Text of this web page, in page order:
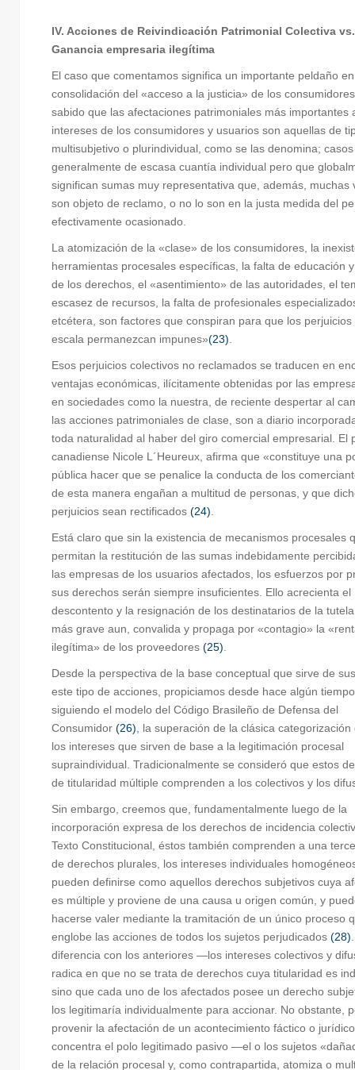
IV. Acciones de Reivindicación Patrimonial Colectiva vs.
Ganancia empresaria ilegítima
El caso que comentamos significa un importante peldaño
consolidación del «acceso a la justicia» de los
sabido que las afectaciones patrimoniales más importantes
intereses de los consumidores y usuarios son aquellas de
multisubjetivo o plurindividual, como se las denomina; casos
generalmente de escasa cuantía individual pero que
significan sumas muy representativa que, además, muchas
son objeto de reclamo, o no lo son en la justa medida del
efectivamente ocasionado.
La atomización de la «clase» de los consumidores, la
herramientas procesales específicas, la falta de educación
de los derechos, el «asentimiento» de las autoridades, el
escasez de recursos, la falta de profesionales
etcétera, son factores que conspiran para que los perjuicios
escala permanezcan impunes»(23)
Esos perjuicios colectivos no reclamados se traducen en
ventajas económicas, ilícitamente obtenidas por las
en sociedades como la nuestra, de reciente despertar al
las acciones patrimoniales de clase, son a diario
toda naturalidad al haber del giro comercial empresarial. El
canadiense Nicole L´Heureux, afirma que «constituye una
pública hacer que se penalice la conducta de los
de esta manera engañan a multitud de personas, y que
perjuicios sean rectificados (24)
Está claro que sin la existencia de mecanismos procesales
permitan la restitución de las sumas indebidamente
las empresas de los usuarios afectados, los esfuerzos por
sus derechos serán siempre insuficientes. Ello acrecienta el
descontento y la resignación de los destinatarios de la
más grave aun, convalida y propaga por «contagio» la
ilegítima» de los proveedores (25)
Desde la perspectiva de la base conceptual que sirve de
este tipo de acciones, propiciamos desde hace algún
siguiendo el modelo del Código Brasileño de Defensa del
Consumidor (26) , la superación de la clásica categorización
los intereses que sirven de base a la legitimación procesal
supraindividual. Tradicionalmente se consideró que estos
de titularidad múltiple comprenden a los colectivos y los
Sin embargo, creemos que, fundamentalmente luego de la
incorporación expresa de los derechos de incidencia
Texto Constitucional, éstos también comprenden a una
de derechos plurales, los intereses individuales
pueden definirse como aquellos derechos subjetivos cuya
es múltiple y proviene de una causa u origen común, y
hacerse valer mediante la tramitación de un único proceso
englobe las acciones de todos los sujetos perjudicados (28)
diferencia con los anteriores —los intereses colectivos y
radica en que no se trata de derechos cuya titularidad es
sino que cada uno de los afectados posee un derecho
los legitimaría individualmente para accionar. No obstante,
provenir la afectación de un acontecimiento fáctico o
concentra el polo legitimado pasivo —el o los sujetos
de la relación procesal y, como contrapartida, atomiza o